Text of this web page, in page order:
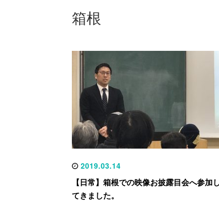
箱根
2019.03.14
【日常】箱根での映像お披露目会へ参加
てきました。